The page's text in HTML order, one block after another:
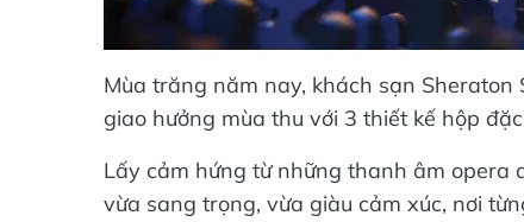
Mùa trăng năm nay, khách sạn
giao hưởng mùa thu với 3 thiết kế hộp
Lấy cảm hứng từ những thanh âm opera
vừa sang trọng, vừa giàu cảm xúc, nơi